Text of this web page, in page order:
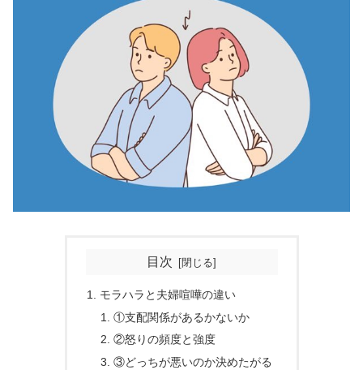
目次
モラハラと夫婦喧嘩の違い
①支配関係があるかないか
②怒りの頻度と強度
③どっちが悪いのか決めたがる